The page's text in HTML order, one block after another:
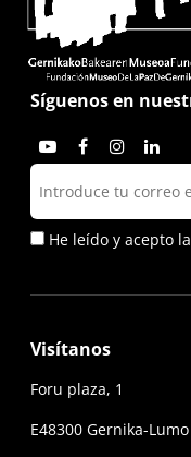
Síguenos en
He leído y acepto la
Visítanos
Foru plaza, 1
E48300 Gernika-Lumo